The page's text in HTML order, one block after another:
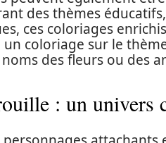
des thèmes
ces coloriages
coloriage sur le
noms des fleurs ou des
: un univers